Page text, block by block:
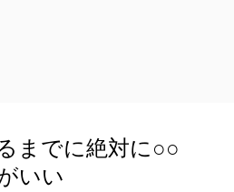
までに絶対に○○
いい